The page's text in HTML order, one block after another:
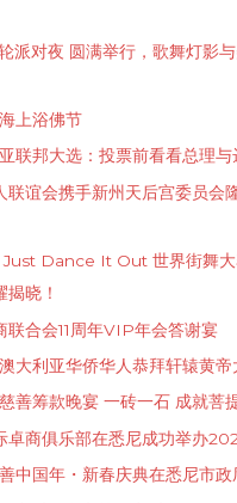
派对夜 圆满举行，歌舞灯影
上浴佛节
联邦大选：投票前看看总理与
联谊会携手新州天后宫委员会
Dance It Out 世界街舞⼤
晓！
联合会11周年VIP年会答谢宴
大利亚华侨华人恭拜轩辕黄帝
善筹款晚宴 一砖一石 成就菩
卓商俱乐部在悉尼成功举办
中国年・新春庆典在悉尼市政